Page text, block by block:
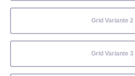
Grid Variante 2
Grid Variante 3